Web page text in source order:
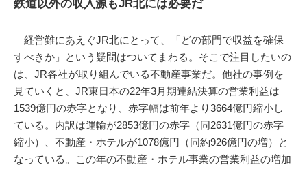
鉄道以外の収入源もJR北には必要だ
経営難にあえぐJR北にとって、「どの部門で収益を確保
すべきか」という疑問はついてまわる。そこで注目したいの
は、JR各社が取り組んでいる不動産事業だ。他社の事例を
見ていくと、JR東日本の22年3月期連結決算の営業利益は
1539億円の赤字となり、赤字幅は前年より3664億円縮小し
ている。内訳は運輸が2853億円の赤字（同2631億円の赤字
縮小）、不動産・ホテルが1078億円（同約926億円の増）と
なっている。この年の不動産・ホテル事業の営業利益の増加